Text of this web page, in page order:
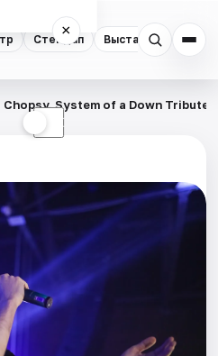
Стендап Выставки
×
☾
Chopsy. System of a Down Tribute